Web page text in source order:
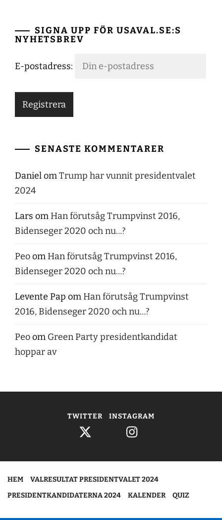
SIGNA UPP FÖR USAVAL.SE:S
NYHETSBREV
E-postadress:
SENASTE KOMMENTARER
DanielomTrump har vunnit presidentvalet
2024
Lars om Han förutsåg Trumpvinst 2016,
Bidenseger 2020 och nu…?
Peoom Han förutsåg Trumpvinst 2016,
Bidenseger 2020 och nu…?
Levente Pap om Han förutsåg Trumpvinst
2016, Bidenseger 2020 och nu…?
Peoom Green Party presidentkandidat
hoppar av
TWITTER INSTAGRAM
HEM
VALRESULTAT PRESIDENTVALET 2024
PRESIDENTKANDIDATERNA 2024
KALENDER QUIZ